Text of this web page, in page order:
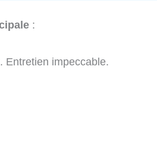
:
Entretien impeccable.